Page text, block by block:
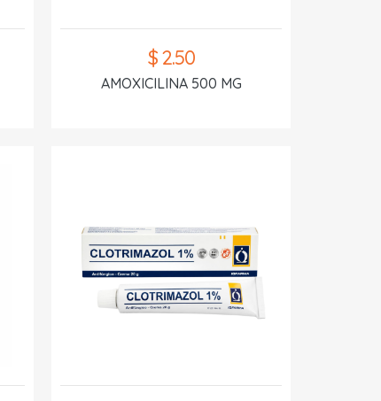
$ 2.50
AMOXICILINA 500 MG